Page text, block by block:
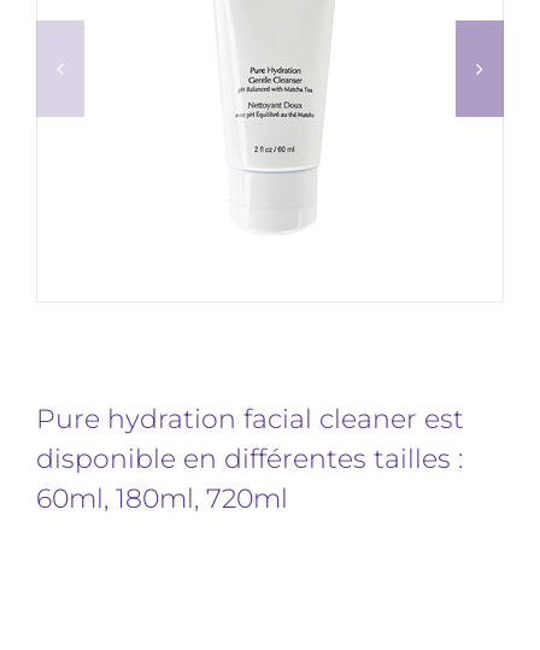
Pure hydration facial cleaner est
disponible en différentes tailles :
60ml, 180ml, 720ml